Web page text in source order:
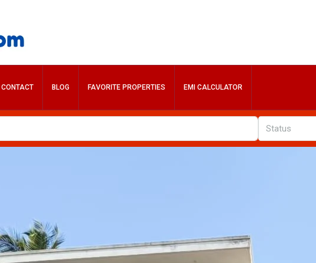
CONTACT BLOG FAVORITE PROPERTIES EMI CALCULATOR
Status